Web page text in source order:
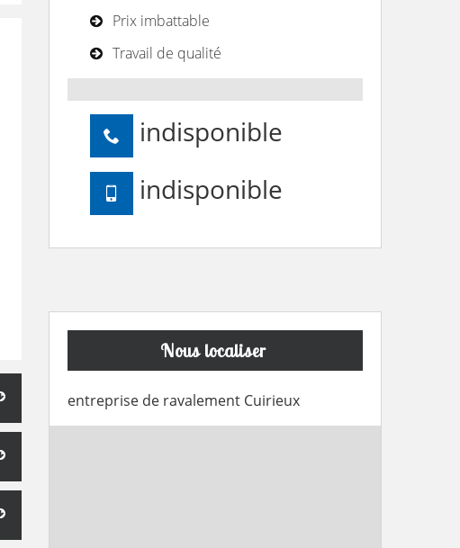
Prix imbattable
Travail de qualité
indisponible
indisponible
Nous localiser
entreprise de ravalement Cuirieux